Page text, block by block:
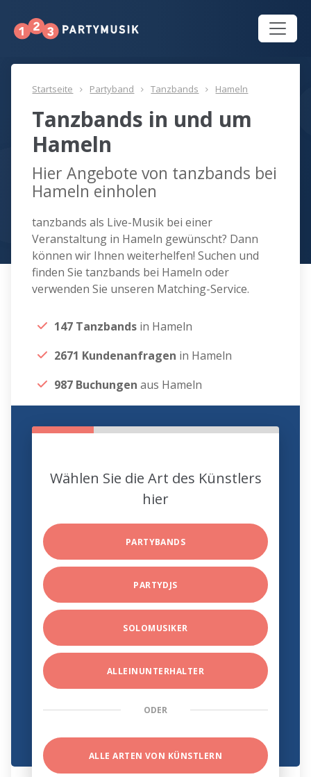
Startseite Partyband Tanzbands Hameln
Tanzbands in und um
Hameln
Hier Angebote von tanzbands bei
Hameln einholen
tanzbands als Live-Musik bei einer
Veranstaltung in Hameln gewünscht? Dann
können wir Ihnen weiterhelfen! Suchen und
finden Sie tanzbands bei Hameln oder
verwenden Sie unseren Matching-Service.
147 Tanzbands in Hameln
2671 Kundenanfragen in Hameln
987 Buchungen aus Hameln
Wählen Sie die Art des Künstlers
hier
PARTYBANDS
PARTYDJS
SOLOMUSIKER
ALLEINUNTERHALTER
ODER
ALLE ARTEN VON KÜNSTLERN